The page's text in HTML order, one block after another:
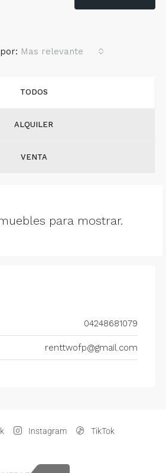
TODOS
ALQUILER
VENTA
Mas relevante
para mostrar.
04248681079
renttwofp@gmail.com
Instagram TikTok